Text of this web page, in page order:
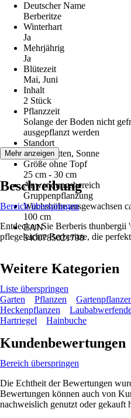
Deutscher Name
Berberitze
Winterhart
Ja
Mehrjährig
Ja
Blütezeit
Mai, Juni
Inhalt
2 Stück
Pflanzzeit
Solange der Boden nicht
ausgepflanzt werden
Standort
Halbschatten, Sonne
Größe ohne Topf
25 cm - 30 cm
Anwendungsbereich
Gruppenpflanzung
Wuchshöhe ausgewachsen
100 cm
EAN
5400785021798
Mehr anzeigen
Beschreibung
Bereich überspringen
Entdecken Sie Berberis thunbergii
pflegeleichte Berberitze, die
Weitere Kategorien
Liste überspringen
Garten
Pflanzen
Heckenpflanzen
Hartriegel
Hainbuche
Kundenbewertungen
Bereich überspringen
Die Echtheit der Bewertungen
Bewertungen können auch von
nachweislich genutzt oder gekauft